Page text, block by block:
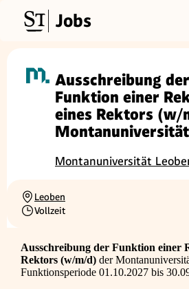
Jobs
Ausschreibung der
Funktion einer
eines Rektors (w/
Montanuniversität
Ortschaft
Leoben
Beschäftigungsart
Vollzeit
Ausschreibung der Funktion einer
Rektors (w/m/d) der
Funktionsperiode 01.10.2027 bis